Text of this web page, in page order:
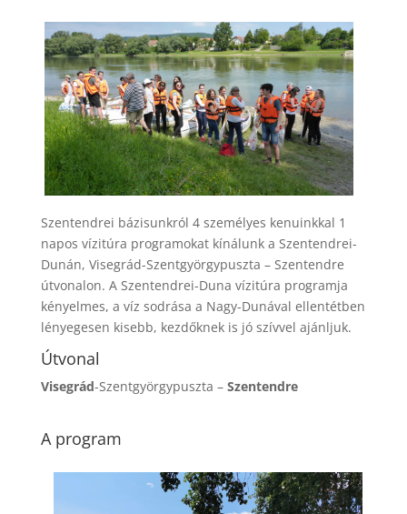
Szentendrei bázisunkról 4 személyes kenuinkkal 1
napos vízitúra programokat kínálunk a Szentendrei-
Dunán, Visegrád-Szentgyörgypuszta – Szentendre
útvonalon. A Szentendrei-Duna vízitúra programja
kényelmes, a víz sodrása a Nagy-Dunával ellentétben
lényegesen kisebb, kezdőknek is jó szívvel ajánljuk.
Útvonal
Visegrád-Szentgyörgypuszta – Szentendre
A program